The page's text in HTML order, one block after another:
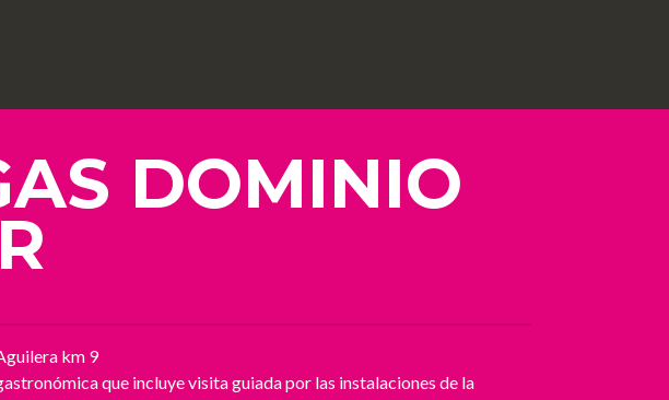
DOMINIO
km 9
que incluye visita guiada por las instalaciones de la